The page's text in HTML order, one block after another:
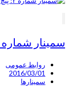
سمینار شماره ۲: پیچ و مهره سازه ای
روابط عمومی
2016/03/01
سمینارها